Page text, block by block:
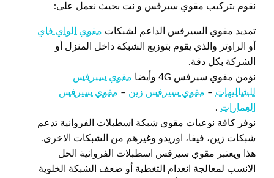
نقوم بتركيب مقوي سيرفس و نت بحيث نعمل على:
تمديد مقوي السيرفس الداعم لشبكات مقوي الواي فاي
أو الراوتر والذي يقوم بتوزيع الشبكة داخل المنزل أو
الشركة بكل دقة.
نؤمن مقوي سيرفس 4G وأيضا
مقوي سيرفس
للشاليهات – مقوي سيرفس زين – مقوي سيرفس
العمارات .
نوفر كافة نوعيات مقوي شبكة اسطبلات الفروانية تدعم
شبكات زين، فيفا، اوريدو وغيرهم من الشبكات الاخرى.
هذا ويعتبر مقوي سيرفس اسطبلات الفروانية الحل
الانسب لمعالجة انعدام التغطية أو ضعف الشبكة الخلوية